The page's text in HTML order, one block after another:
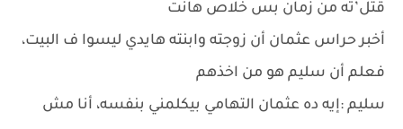
قتل’ته من زمان بس خلاص هانت
أخبر حراس عثمان أن زوجته وابنته هايدي ليسوا ف البيت،
فعلم أن سليم هو من اخذهم
سليم :إيه ده عثمان التهامي بيكلمني بنفسه، أنا مش